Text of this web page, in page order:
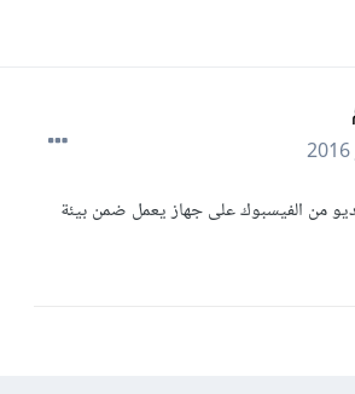
من الفيسبوك على جهاز يعمل ضمن بيئة